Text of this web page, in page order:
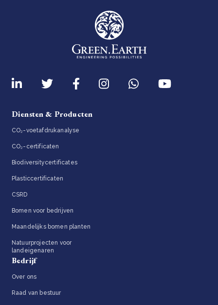
Diensten & Producten
CO₂-voetafdrukanalyse
CO₂-certificaten
Biodiversitycertificates
Plasticcertificaten
CSRD
Bomen voor bedrijven
Maandelijks bomen planten
Natuurprojecten voor
landeigenaren
Bedrijf
Over ons
Raad van bestuur